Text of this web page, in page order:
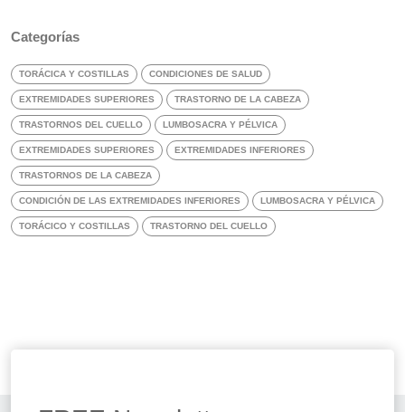
Categorías
TORÁCICA Y COSTILLAS CONDICIONES DE SALUD
EXTREMIDADES SUPERIORES TRASTORNO DE LA CABEZA
TRASTORNOS DEL CUELLO LUMBOSACRA Y PÉLVICA
EXTREMIDADES SUPERIORES EXTREMIDADES INFERIORES
TRASTORNOS DE LA CABEZA
CONDICIÓN DE LAS EXTREMIDADES INFERIORES LUMBOSACRA Y PÉLVICA
TORÁCICO Y COSTILLAS TRASTORNO DEL CUELLO